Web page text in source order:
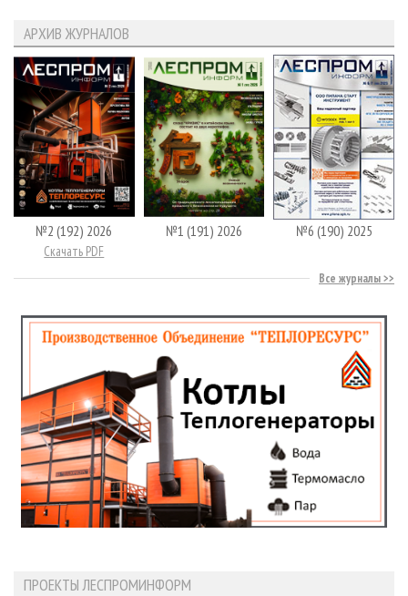
АРХИВ ЖУРНАЛОВ
№2 (192) 2026
Скачать PDF
№1 (191) 2026 №6 (190) 2025
Все журналы
ПРОЕКТЫ ЛЕСПРОМИНФОРМ